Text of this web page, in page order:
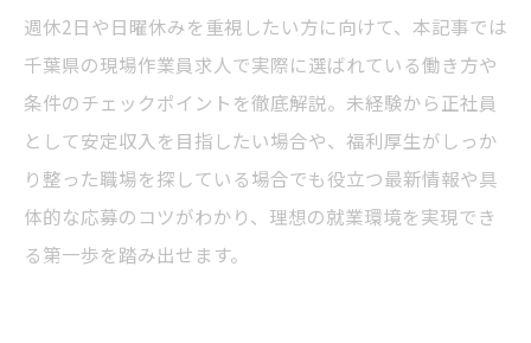
週休2日や日曜休みを重視したい方に向けて、本記事では
千葉県の現場作業員求人で実際に選ばれている働き方や
条件のチェックポイントを徹底解説。未経験から正社員
として安定収入を目指したい場合や、福利厚生がしっか
り整った職場を探している場合でも役立つ最新情報や具
体的な応募のコツがわかり、理想の就業環境を実現でき
る第一歩を踏み出せます。